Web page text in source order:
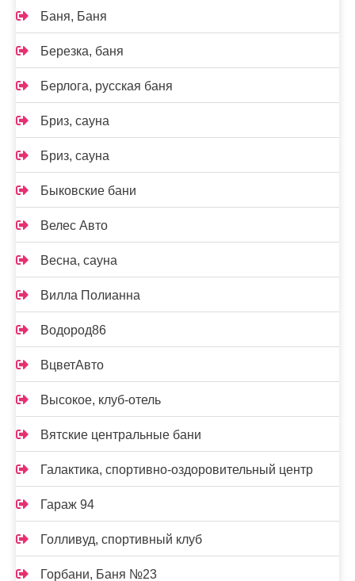
Баня, Баня
Березка, баня
Берлога, русская баня
Бриз, сауна
Бриз, сауна
Быковские бани
Велес Авто
Весна, сауна
Вилла Полианна
Водород86
ВцветАвто
Высокое, клуб-отель
Вятские центральные бани
Галактика, спортивно-оздоровительный центр
Гараж 94
Голливуд, спортивный клуб
Горбани, Баня №23